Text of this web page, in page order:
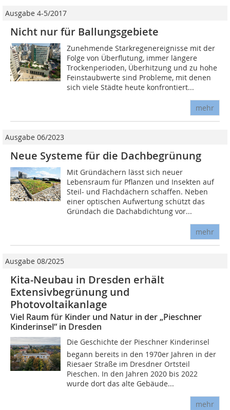
Ausgabe 4-5/2017
Nicht nur für Ballungsgebiete
Zunehmende Starkregenereignisse mit der
Folge von Überflutung, immer längere
Trockenperioden, Überhitzung und zu hohe
Feinstaubwerte sind Probleme, mit denen
sich viele Städte heute konfrontiert...
mehr
Ausgabe 06/2023
Neue Systeme für die Dachbegrünung
Mit Gründächern lässt sich neuer
Lebensraum für Pflanzen und Insekten auf
Steil- und Flachdächern schaffen. Neben
einer optischen Aufwertung schützt das
Gründach die Dachabdichtung vor...
mehr
Ausgabe 08/2025
Kita-Neubau in Dresden erhält
Extensivbegrünung und
Photovoltaikanlage
Viel Raum für Kinder und Natur in der „Pieschner
Kinderinsel“ in Dresden
Die Geschichte der Pieschner Kinderinsel
begann bereits in den 1970er Jahren in der
Riesaer Straße im Dresdner Ortsteil
Pieschen. In den Jahren 2020 bis 2022
wurde dort das alte Gebäude...
mehr